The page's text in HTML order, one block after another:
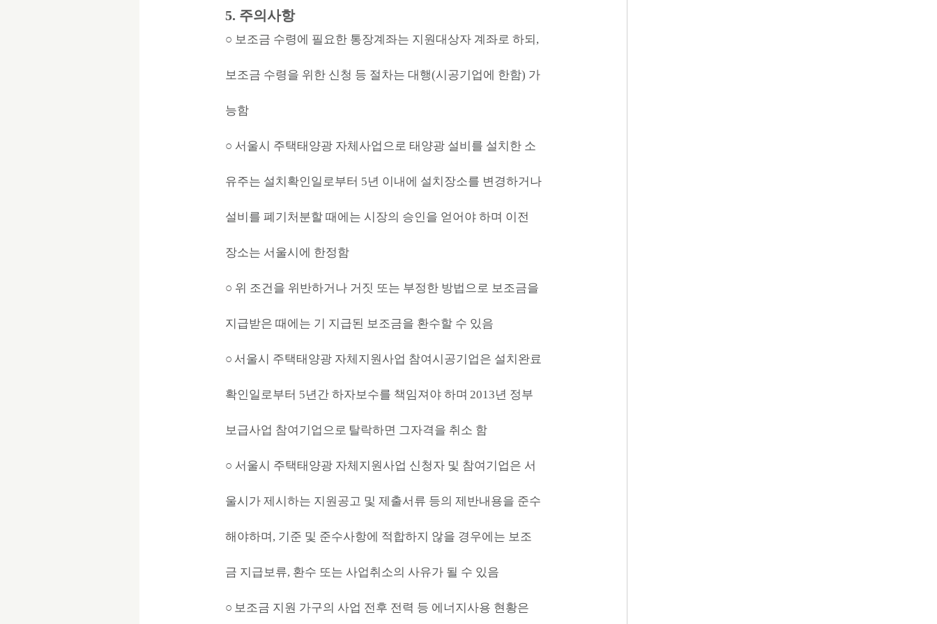
5. 주의사항
○ 보조금 수령에 필요한 통장계좌는 지원대상자 계좌로 하되,
보조금 수령을 위한 신청 등 절차는 대행(시공기업에 한함) 가
능함
○ 서울시 주택태양광 자체사업으로 태양광 설비를 설치한 소
유주는 설치확인일로부터 5년 이내에 설치장소를 변경하거나
설비를 폐기처분할 때에는 시장의 승인을 얻어야 하며 이전
장소는 서울시에 한정함
○ 위 조건을 위반하거나 거짓 또는 부정한 방법으로 보조금을
지급받은 때에는 기 지급된 보조금을 환수할 수 있음
○ 서울시 주택태양광 자체지원사업 참여시공기업은 설치완료
확인일로부터 5년간 하자보수를 책임져야 하며 2013년 정부
보급사업 참여기업으로 탈락하면 그자격을 취소 함
○ 서울시 주택태양광 자체지원사업 신청자 및 참여기업은 서
울시가 제시하는 지원공고 및 제출서류 등의 제반내용을 준수
해야하며, 기준 및 준수사항에 적합하지 않을 경우에는 보조
금 지급보류, 환수 또는 사업취소의 사유가 될 수 있음
○ 보조금 지원 가구의 사업 전후 전력 등 에너지사용 현황은